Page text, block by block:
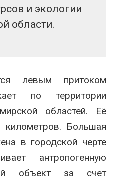
и экологии
области.
левым притоком
по территории
областей. Её
километров. Большая
в городской черте
антропогенную
объект за счет